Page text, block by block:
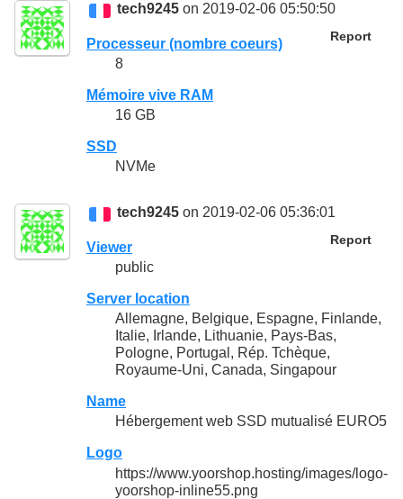
tech9245 on 2019-02-06 05:50:50
Report
Processeur (nombre coeurs)
8
Mémoire vive RAM
16 GB
SSD
NVMe
tech9245 on 2019-02-06 05:36:01
Report
Viewer
public
Server location
Allemagne, Belgique, Espagne, Finlande,
Italie, Irlande, Lithuanie, Pays-Bas,
Pologne, Portugal, Rép. Tchèque,
Royaume-Uni, Canada, Singapour
Name
Hébergement web SSD mutualisé EURO5
Logo
https://www.yoorshop.hosting/images/logo-
yoorshop-inline55.png